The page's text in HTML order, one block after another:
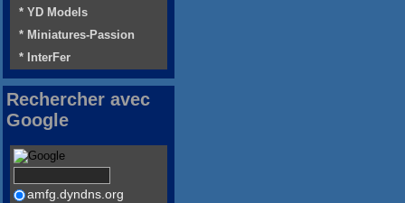
* YD Models
* Miniatures-Passion
* InterFer
Rechercher avec
Google
amfg.dyndns.org